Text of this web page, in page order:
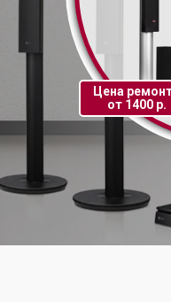
Цена
от 1400 р.